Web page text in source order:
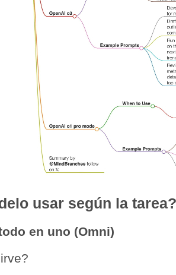
usar según la tarea?
en uno (Omni)